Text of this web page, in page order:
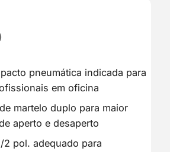
pneumática indicada para
em oficina
martelo duplo para maior
aperto e desaperto
2 pol. adequado para